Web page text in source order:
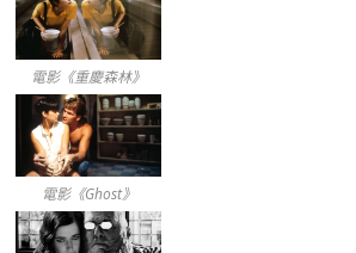
電影《重慶森林》
電影《Ghost》